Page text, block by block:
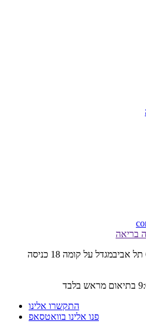
: דיזנגוף סנטר – דיזנגוף 61 תל אביבמגדל על קומה 18 כניסה
התקשרו אלינו
פנו אלינו בוואטסאפ